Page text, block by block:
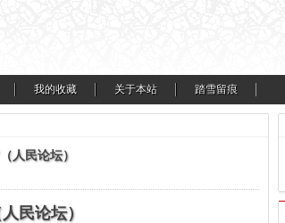
我的收藏 关于本站 踏雪留痕
人民论坛）
民论坛）